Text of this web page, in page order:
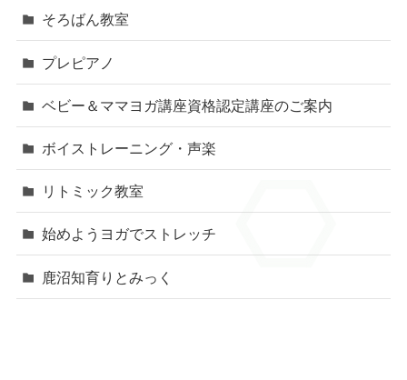
そろばん教室
プレピアノ
ベビー＆ママヨガ講座資格認定講座のご案内
ボイストレーニング・声楽
リトミック教室
始めようヨガでストレッチ
鹿沼知育りとみっく